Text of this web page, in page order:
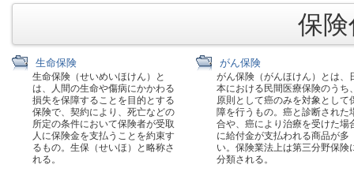
保
生命保険
生命保険（せいめいほけん）と
は、人間の生命や傷病にかかわる
損失を保障することを目的とする
保険で、契約により、死亡などの
所定の条件において保険者が受取
人に保険金を支払うことを約束す
るもの。生保（せいほ）と略称さ
れる。
がん保険
がん保険（がんほけん）とは、
本における民間医療保険のうち
原則として癌のみを対象として
障を行うもの。癌と診断された
合や、癌により治療を受けた場
に給付金が支払われる商品が多
い。保険業法上は第三分野保険
分類される。